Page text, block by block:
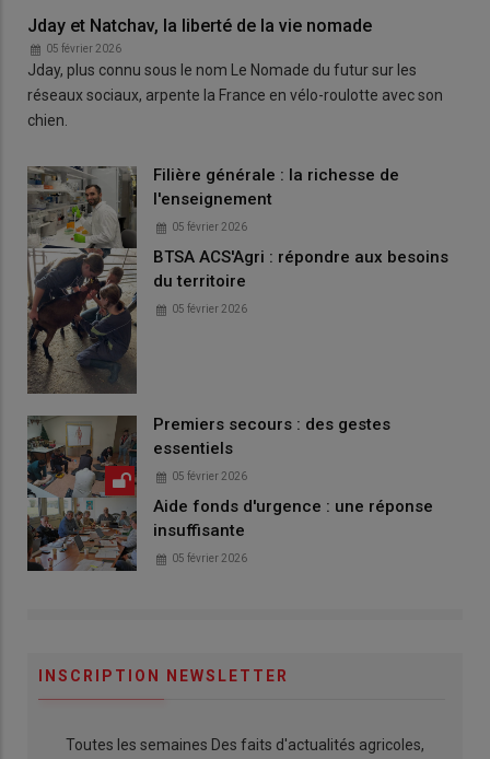
Jday et Natchav, la liberté de la vie nomade
05 février 2026
Jday, plus connu sous le nom Le Nomade du futur sur les
réseaux sociaux, arpente la France en vélo-roulotte avec son
chien.
Filière générale : la richesse de
l'enseignement
05 février 2026
BTSA ACS'Agri : répondre aux besoins
du territoire
05 février 2026
Premiers secours : des gestes
essentiels
05 février 2026
Aide fonds d'urgence : une réponse
insuffisante
05 février 2026
INSCRIPTION NEWSLETTER
Toutes les semaines Des faits d'actualités agricoles,